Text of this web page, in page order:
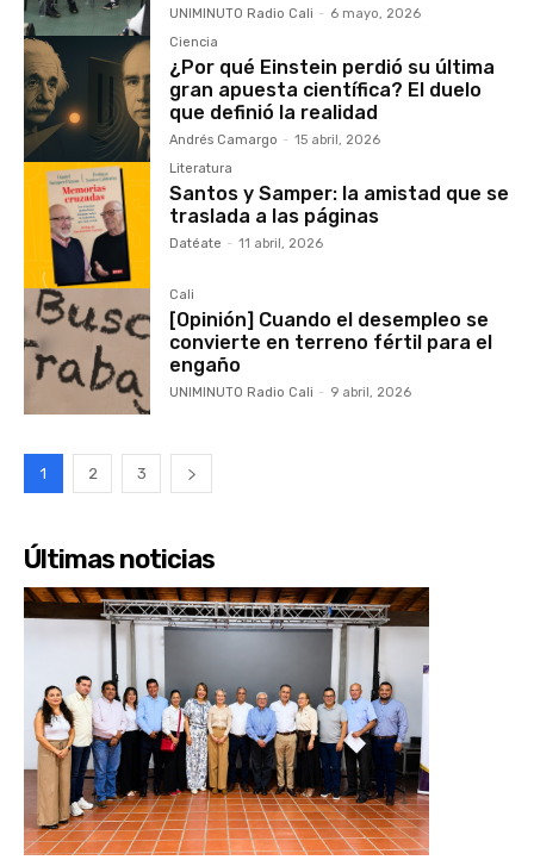
UNIMINUTO Radio Cali - 6 mayo, 2026
Ciencia
¿Por qué Einstein perdió su última
gran apuesta científica? El duelo
que definió la realidad
Andrés Camargo - 15 abril, 2026
Literatura
Santos y Samper: la amistad que se
traslada a las páginas
Datéate - 11 abril, 2026
Cali
[Opinión] Cuando el desempleo se
convierte en terreno fértil para el
engaño
UNIMINUTO Radio Cali - 9 abril, 2026
1 2 3
Últimas noticias